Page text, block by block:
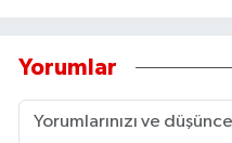
Yorumlar